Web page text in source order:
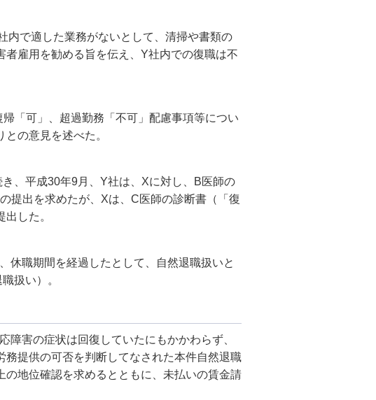
内で適した業務がないとして、清掃や書類の
雇用を勧める旨を伝え、Y社内での復職は不
「可」、超過勤務「不可」配慮事項等につい
の意見を述べた。
、平成30年9月、Y社は、Xに対し、B医師の
提出を求めたが、Xは、C医師の診断書（「復
した。
休職期間を経過したとして、自然退職扱いと
扱い）。
障害の症状は回復していたにもかかわらず、
提供の可否を判断してなされた本件自然退職
地位確認を求めるとともに、未払いの賃金請